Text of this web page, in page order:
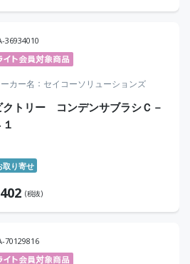
36934010
カー名 セイコーソリューションズ
クトリー コンデンサブラシＣ－
１
取り寄せ
402 (税抜)
70129816